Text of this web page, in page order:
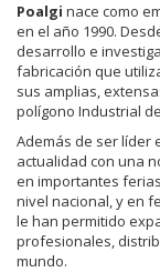
Poalgi nace como
en el año 1990.
desarrollo e
fabricación que
sus amplias,
polígono Industrial
Además de ser líder
actualidad con una
en importantes
nivel nacional, y en
le han permitido
profesionales,
mundo.